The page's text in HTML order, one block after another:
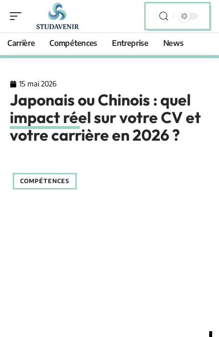
Carrière Compétences Entreprise News
15 mai 2026
Japonais ou Chinois : quel
impact réel sur votre CV et
votre carrière en 2026 ?
COMPÉTENCES